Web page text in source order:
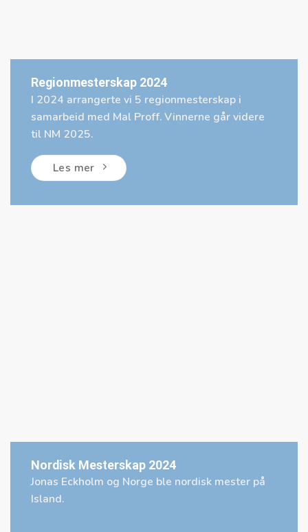
Regionmesterskap 2024
I 2024 arrangerte vi 5 regionmesterskap i
samarbeid med Mal Proff. Vinnerne går videre
til NM 2025.
Les mer
Nordisk Mesterskap 2024
Jonas Eckholm og Norge ble nordisk mester på
Island.